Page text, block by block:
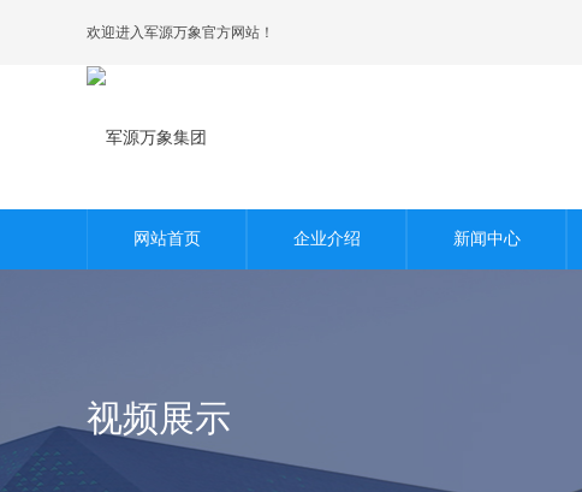
欢迎进入军源万象官方网站！
网站首页 企业介绍 新闻中心
视频展示